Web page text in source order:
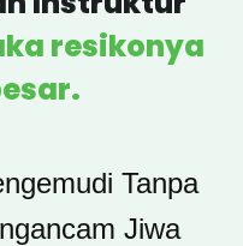
resikonya
Tanpa
Jiwa